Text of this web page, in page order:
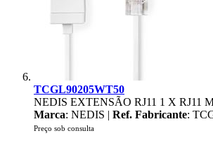
TCGL90205WT50
NEDIS EXTENSÃO RJ11 1 X RJ11
Marca: NEDIS | Ref. Fabricante:
Preço sob consulta